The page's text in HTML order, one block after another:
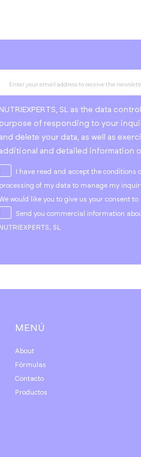
NUTRIEXPERTS, SL as the data
purpose of responding to your
and delete your data, as well as
additional and detailed information
I have read and accept the
processing of my data to manage my
would like you to give us your consent to:
Send you commercial information
NUTRIEXPERTS, SL
MENÚ
About
Fórmulas
Contacto
Productos